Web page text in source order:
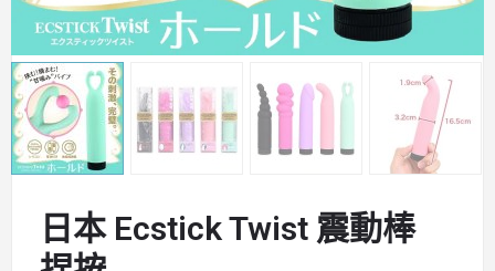
日本 Ecstick Twist 震動棒